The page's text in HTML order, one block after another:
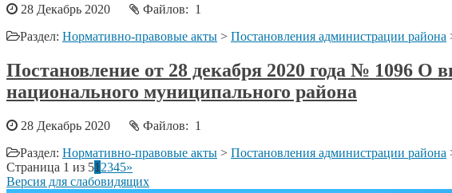
28 Декабрь 2020
Файлов: 1
Раздел: Нормативно-правовые акты > Постановления администрации района
Постановление от 28 декабря 2020 года № 1096 О
национального муниципального района
28 Декабрь 2020
Файлов: 1
Раздел: Нормативно-правовые акты > Постановления администрации района
Страница 1 из 51 2345»
Версия для слабовидящих